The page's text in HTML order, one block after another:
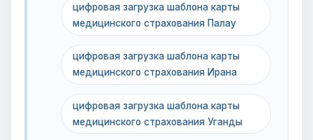
цифровая загрузка шаблона карты
медицинского страхования Палау
цифровая загрузка шаблона карты
медицинского страхования Ирана
цифровая загрузка шаблона карты
медицинского страхования Уганды